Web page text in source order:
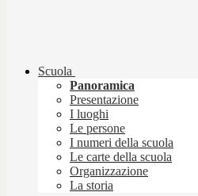
Scuola
Panoramica
Presentazione
I luoghi
Le persone
I numeri della scuola
Le carte della scuola
Organizzazione
La storia